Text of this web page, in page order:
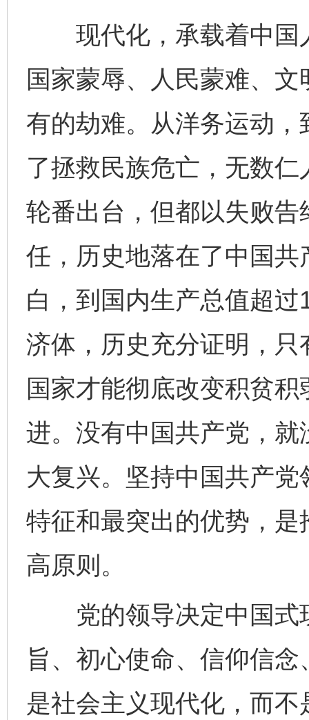
现代化，承载着中国
国家蒙辱、人民蒙难、
有的劫难。从洋务运动
了拯救民族危亡，无数
轮番出台，但都以失败
任，历史地落在了中国
白，到国内生产总值超
济体，历史充分证明，
国家才能彻底改变积贫
进。没有中国共产党，
大复兴。坚持中国共产
特征和最突出的优势，
高原则。
党的领导决定中国式
旨、初心使命、信仰信
是社会主义现代化，而